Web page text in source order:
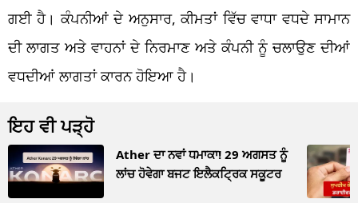
ਗਈ ਹੈ। ਕੰਪਨੀਆਂ ਦੇ ਅਨੁਸਾਰ, ਕੀਮਤਾਂ ਵਿੱਚ ਵਾਧਾ ਵਧਦੇ ਸਾਮਾਨ
ਦੀ ਲਾਗਤ ਅਤੇ ਵਾਹਨਾਂ ਦੇ ਨਿਰਮਾਣ ਅਤੇ ਕੰਪਨੀ ਨੂੰ ਚਲਾਉਣ ਦੀਆਂ
ਵਧਦੀਆਂ ਲਾਗਤਾਂ ਕਾਰਨ ਹੋਇਆ ਹੈ।
ਇਹ ਵੀ ਪੜ੍ਹੋ
Ather ਦਾ ਨਵਾਂ ਧਮਾਕਾ! 29 ਅਗਸਤ ਨੂੰ
ਲਾਂਚ ਹੋਵੇਗਾ ਬਜਟ ਇਲੈਕਟ੍ਰਿਕ ਸਕੂਟਰ